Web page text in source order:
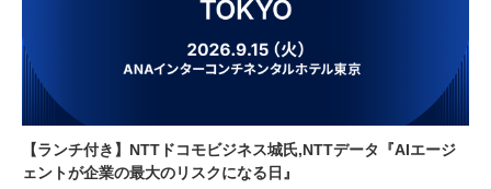
【ランチ付き】NTTドコモビジネス城氏,NTTデータ『AIエージ
ェントが企業の最大のリスクになる日』